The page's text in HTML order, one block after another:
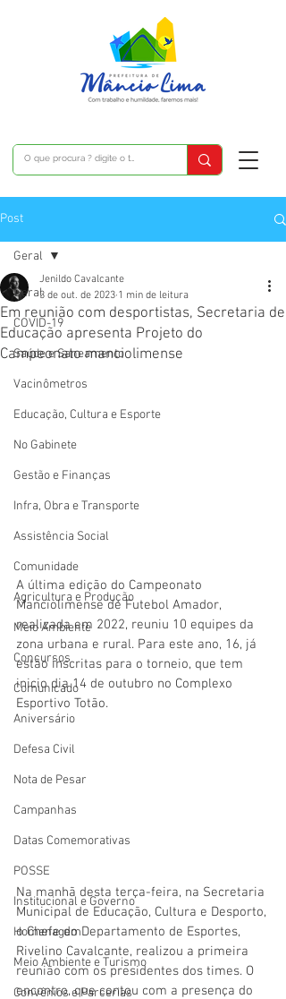
Post
Geral
COVID-19
Saúde e Saneamento
Vacinômetros
Educação, Cultura e Esporte
No Gabinete
Gestão e Finanças
Infra, Obra e Transporte
Assistência Social
Comunidade
Agricultura e Produção
Meio Ambiente
Concursos
Comunicado
Aniversário
Defesa Civil
Nota de Pesar
Campanhas
Datas Comemorativas
POSSE
Institucional e Governo
Homenagem
Meio Ambiente e Turismo
Convênios e Parcerias
Geral
Em reunião com desportistas, Secretaria de
Educação apresenta Projeto do
Campeonato manciolimense
Jenildo Cavalcante
3 de out. de 2023 1 min de leitura
A última edição do Campeonato
Manciolimense de Futebol Amador,
realizada em 2022, reuniu 10 equipes da
zona urbana e rural. Para este ano, 16, já
estão inscritas para o torneio, que tem
inicio dia 14 de outubro no Complexo
Esportivo Totão.
Na manhã desta terça-feira, na Secretaria
Municipal de Educação, Cultura e Desporto,
o Chefe do Departamento de Esportes,
Rivelino Cavalcante, realizou a primeira
reunião com os presidentes dos times. O
encontro, que contou com a presença do